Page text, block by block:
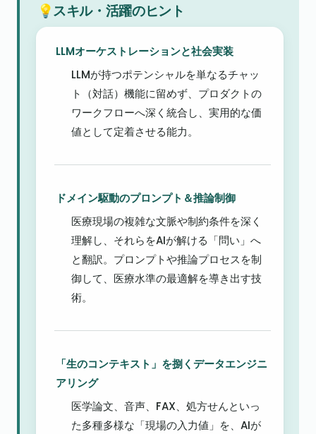
💡スキル・活躍のヒント
LLMオーケストレーションと社会実装
LLMが持つポテンシャルを単なるチャッ
ト（対話）機能に留めず、プロダクトの
ワークフローへ深く統合し、実用的な価
値として定着させる能力。
ドメイン駆動のプロンプト＆推論制御
医療現場の複雑な文脈や制約条件を深く
理解し、それらをAIが解ける「問い」へ
と翻訳。プロンプトや推論プロセスを制
御して、医療水準の最適解を導き出す技
術。
「生のコンテキスト」を捌くデータエンジニ
アリング
医学論文、音声、FAX、処方せんといっ
た多種多様な「現場の入力値」を、AIが